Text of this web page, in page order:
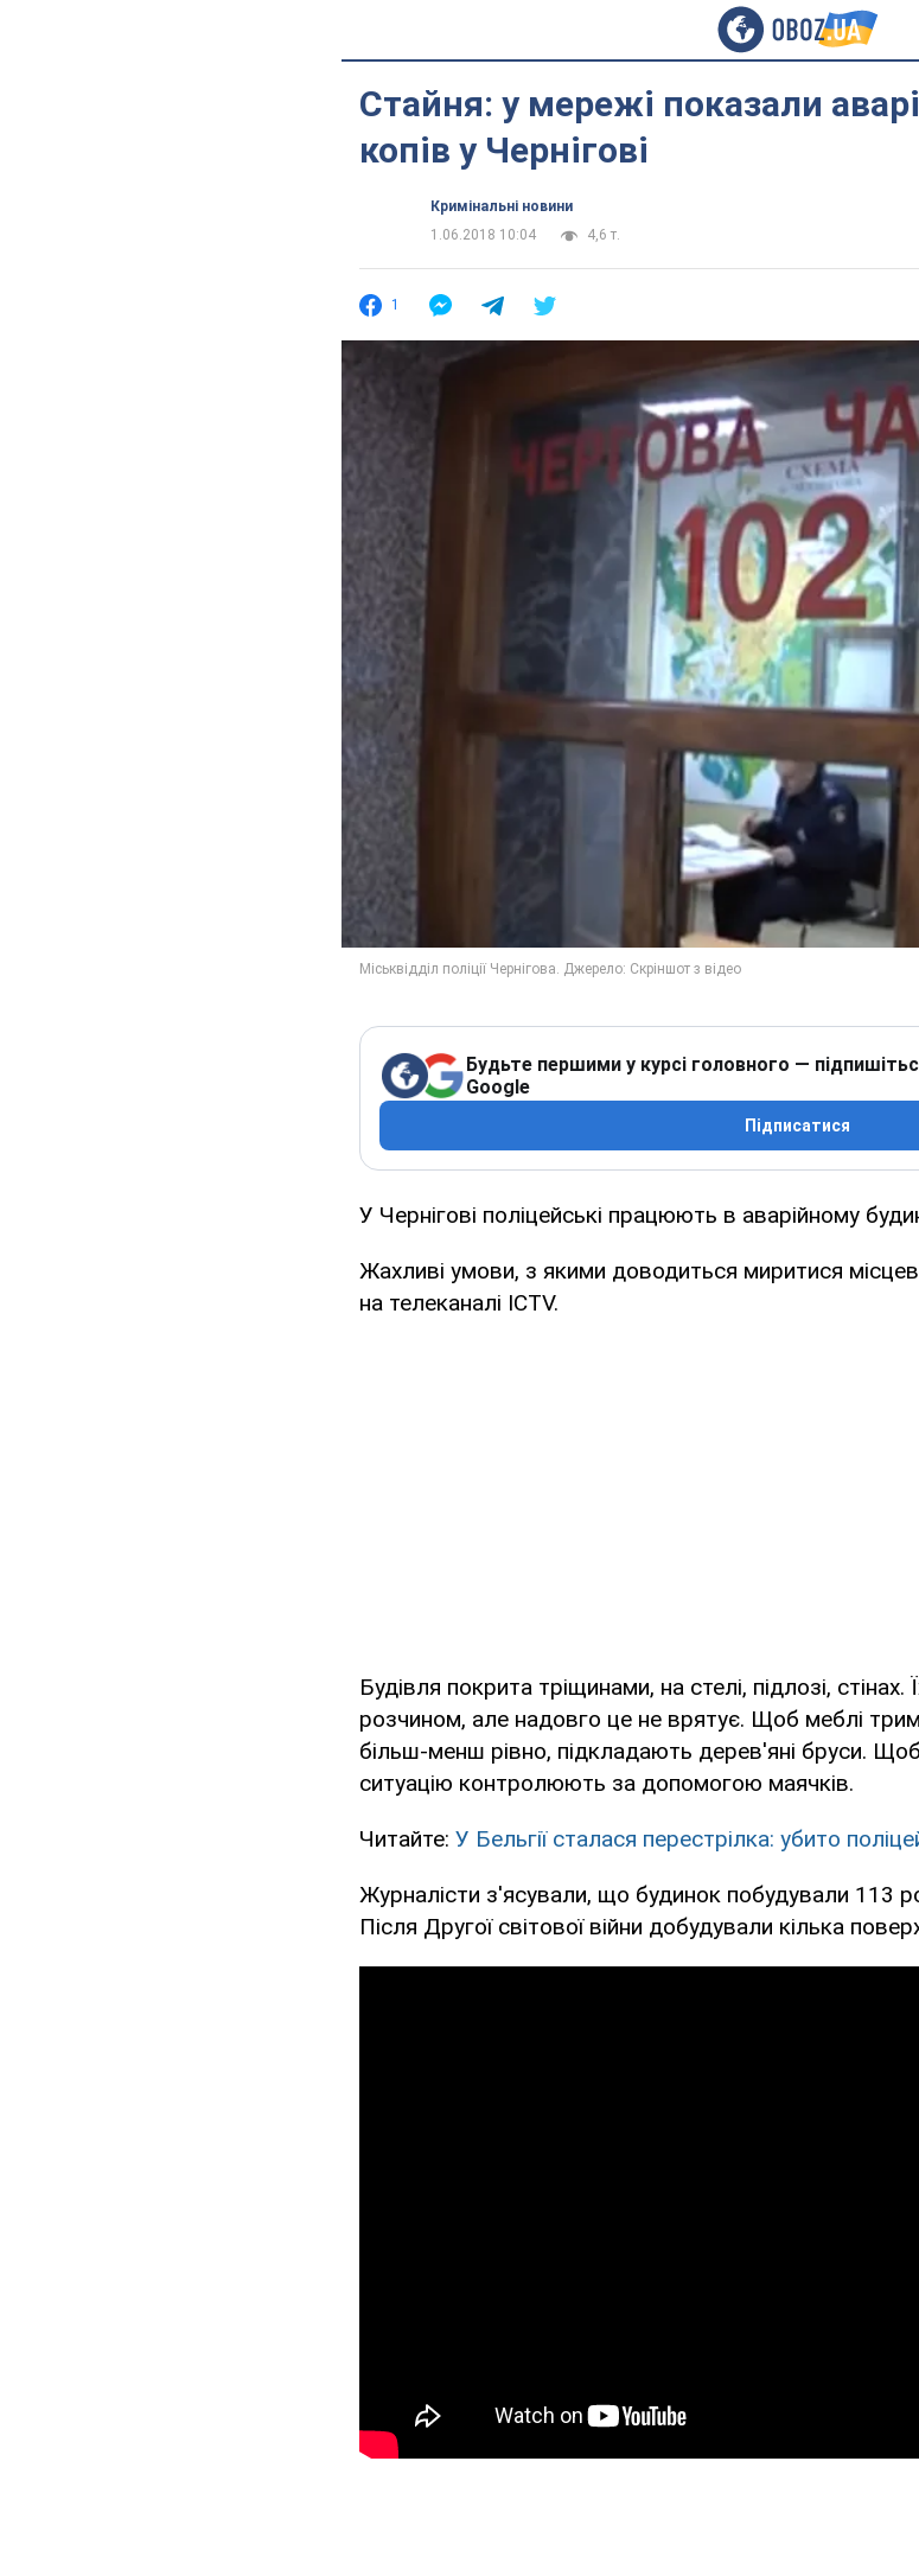
Стайня: у мережі показали
копів у Чернігові
Кримінальні новини
1.06.2018 10:04
4,6 т.
1
Будьте першими у курсі головного —
Google
Підписатися
У Чернігові поліцейські працюють в аварійному
Жахливі умови, з якими доводиться миритися
на телеканалі ICTV.
Будівля покрита тріщинами, на стелі, підлозі,
розчином, але надовго це не врятує. Щоб меблі
більш-менш рівно, підкладають дерев'яні бруси.
ситуацію контролюють за допомогою маячків.
Читайте: У Бельгії сталася перестрілка: убито
Журналісти з'ясували, що будинок побудували 113
Після Другої світової війни добудували кілька